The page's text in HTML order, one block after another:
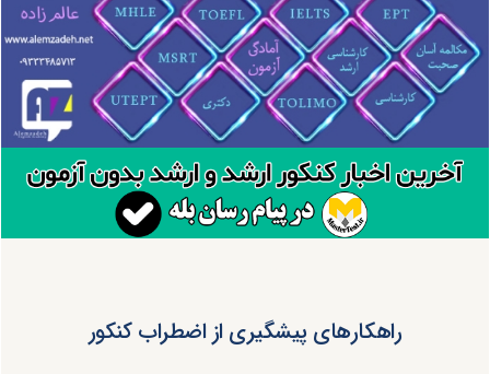
راهکارهای پیشگیری از اضطراب کنکور